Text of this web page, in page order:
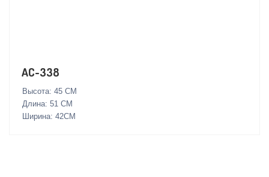
AC-338
Высота: 45 СМ
Длина: 51 СМ
Ширина: 42СМ